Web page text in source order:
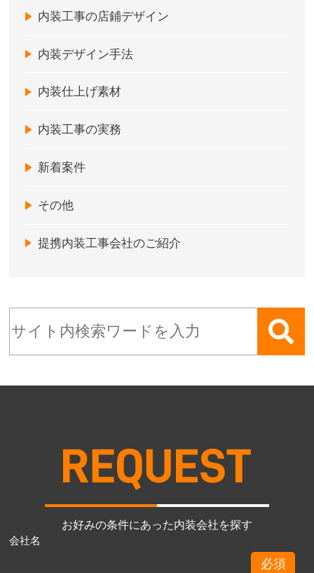
内装工事の店鋪デザイン
内装デザイン手法
内装仕上げ素材
内装工事の実務
新着案件
その他
提携内装工事会社のご紹介
お好みの条件にあった内装会社を探す
会社名
必須